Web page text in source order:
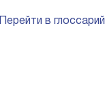
Перейти в глоссарий